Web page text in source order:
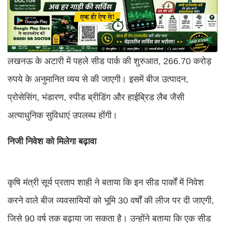
लखनऊ के अटारी में पहले सीड पार्क की शुरुआत, 266.70 करोड़
रुपये के अनुमानित व्यय से की जाएगी। इसमें बीज उत्पादन,
प्रोसेसिंग, भंडारण, स्पीड ब्रीडिंग और हाईब्रिड लैब जैसी
अत्याधुनिक सुविधाएं उपलब्ध होंगी।
निजी निवेश को मिलेगा बढ़ावा
कृषि मंत्री सूर्य प्रताप शाही ने बताया कि इन सीड पार्कों में निवेश
करने वाले बीज व्यवसायियों को भूमि 30 वर्षों की लीज पर दी जाएगी,
जिसे 90 वर्ष तक बढ़ाया जा सकता है। उन्होंने बताया कि एक सीड